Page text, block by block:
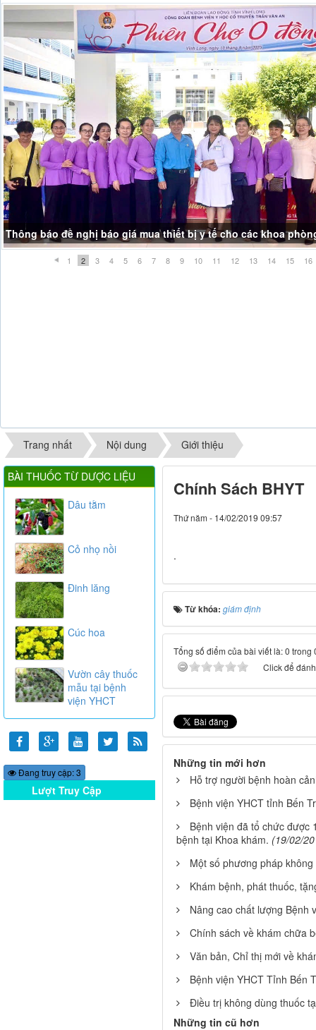
Thông báo đề nghị báo giá mua thiết bị y tế cho các khoa
1 2 3 4 5 6 7 8 9 10 11 12 13 14 15 16
Trang nhất Nội dung Giới thiệu
Chính Sách BHYT
Thứ năm - 14/02/2019 09:57
.
Từ khóa: giám định
Tổng số điểm của bài viết là: 0 trong
Click để
Những tin mới hơn
Hỗ trợ người bệnh hoàn
Bệnh viện YHCT tỉnh Bến
Bệnh viện đã tổ chức được
bệnh tại Khoa khám. (19/02/
Một số phương pháp
Khám bệnh, phát thuốc,
Nâng cao chất lượng Bệnh
Chính sách về khám chữa
Văn bản, Chỉ thị mới về
Bệnh viện YHCT Tỉnh Bến
Điều trị không dùng thuốc
Những tin cũ hơn
BÀI THUỐC TỪ DƯỢC LIỆU
Dâu tằm
Cỏ nhọ nồi
Đinh lăng
Cúc hoa
Vườn cây thuốc
mẫu tại bệnh
viện YHCT
Đang truy cập: 3
Lượt Truy Cập
Online